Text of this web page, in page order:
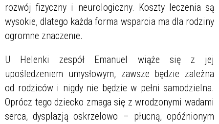
rozwój fizyczny i neurologiczny. Koszty leczenia są
wysokie, dlatego każda forma wsparcia ma dla rodziny
ogromne znaczenie.
U Helenki zespół Emanuel wiąże się z jej
upośledzeniem umysłowym, zawsze będzie zależna
od rodziców i nigdy nie będzie w pełni samodzielna.
Oprócz tego dziecko zmaga się z wrodzonymi wadami
serca, dysplazją oskrzelowo – płucną, opóźnionym